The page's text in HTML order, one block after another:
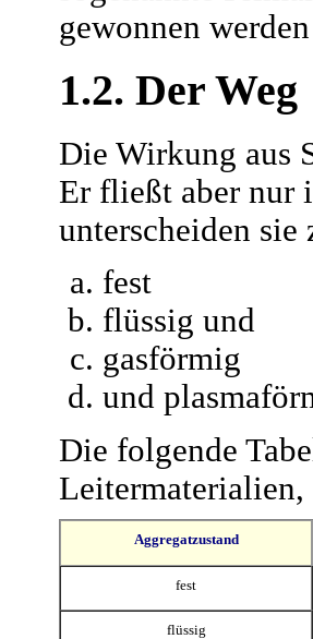
gewonnen
1.2. Der Weg
Die Wirkung aus
Er fließt aber nur
unterscheiden sie
fest
flüssig und
gasförmig
und
Die folgende
Aggregatzustand
fest
flüssig